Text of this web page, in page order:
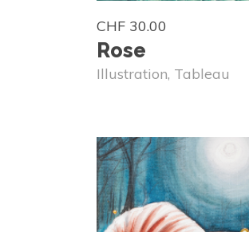
CHF 30.00
Rose
Illustration, Tableau